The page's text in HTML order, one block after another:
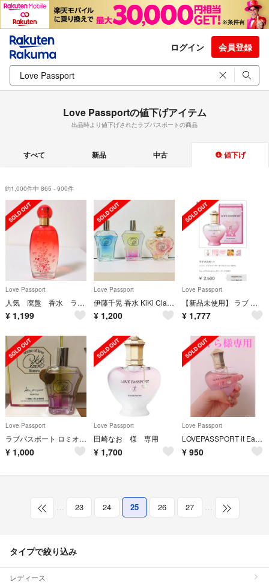
ログイン 会員登録
Love Passportの値下げアイテム
出品時より値下げされたラブパスポートの商品
すべて 新品 中古 値下げ
約1,000件中 865 - 900件
Love Passport
人気 廃盤 香水 ラブパスポート ロージースカイ オードパルファム 50ml
¥ 1,199
Love Passport
伊藤千晃 香水 KiKi Claire
¥ 1,200
Love Passport
【新品未使用】 ラブ パスポート イット フラワリー オードパルファム
¥ 1,777
Love Passport
ラブパスポート ロミオ キキクレールオードパルファム
¥ 1,000
Love Passport
田崎なお 様 専用
¥ 1,700
Love Passport
LOVEPASSPORT it Eau de parfum
¥ 950
… 23 24 25 26 27 …
タイプで絞り込み
レディース